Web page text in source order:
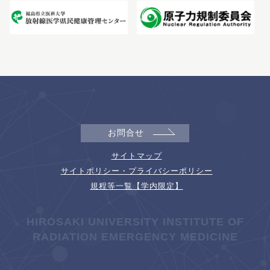
お問合せ
サイトマップ
サイトポリシー・プライバシーポリシー
規程等一覧【学内限定】
HIROSAKI UNIVERSITY INSTITUTE OF
RADIATION EMERGENCY MEDICINE